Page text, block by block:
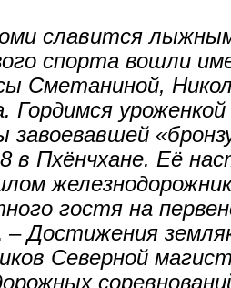
славится
спорта вошли
Сметаниной,
Гордимся
в Пхёнчхане. Её
гостя на
–Достижения
Северной